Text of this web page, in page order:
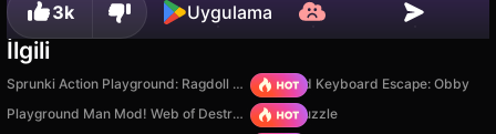
3k Uygulama
İlgili
Sprunki Action Playground: Ragdoll Sandbox +1 Speed Keyboard Escape: Obby
Playground Man Mod! Web of Destruction! Arrow Puzzle